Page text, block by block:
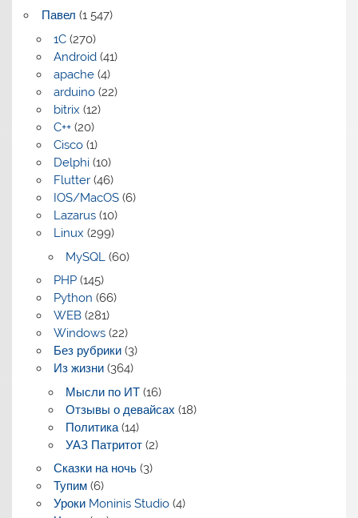
Павел (1 547)
1C(270)
Android(41)
apache(4)
arduino(22)
bitrix (12)
C++(20)
Cisco(1)
Delphi(10)
Flutter(46)
IOS/MacOS(6)
Lazarus(10)
Linux (299)
MySQL (60)
PHP(145)
Python (66)
WEB(281)
Windows(22)
Без рубрики(3)
Из жизни(364)
Мысли по ИТ(16)
Отзывы о девайсах (18)
Политика(14)
УАЗ Патритот(2)
Сказки на ночь(3)
Тупим(6)
Уроки Moninis Studio(4)